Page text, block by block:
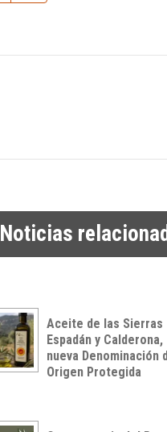
Noticias
Aceite de las Sierras
Espadán y Calderona,
nueva Denominación
Origen Protegida